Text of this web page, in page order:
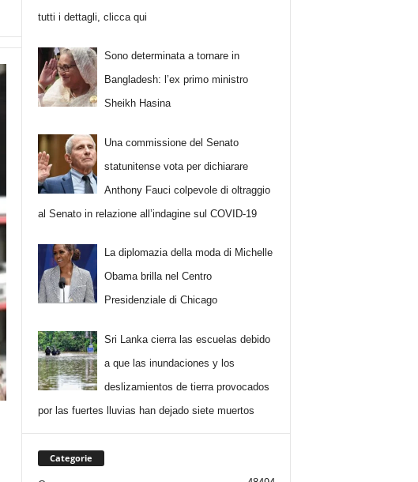
tutti i dettagli, clicca qui
Sono determinata a tornare in
Bangladesh: l’ex primo ministro
Sheikh Hasina
Una commissione del Senato
statunitense vota per dichiarare
Anthony Fauci colpevole di oltraggio
al Senato in relazione all’indagine sul COVID-19
La diplomazia della moda di Michelle
Obama brilla nel Centro
Presidenziale di Chicago
Sri Lanka cierra las escuelas debido
a que las inundaciones y los
deslizamientos de tierra provocados
por las fuertes lluvias han dejado siete muertos
Categorie